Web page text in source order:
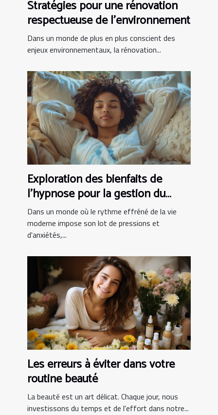
Stratégies pour une rénovation
respectueuse de l'environnement
Dans un monde de plus en plus conscient des
enjeux environnementaux, la rénovation...
Exploration des bienfaits de
l'hypnose pour la gestion du
stress
Dans un monde où le rythme effréné de la vie
moderne impose son lot de pressions et
d'anxiétés,...
Les erreurs à éviter dans votre
routine beauté
La beauté est un art délicat. Chaque jour, nous
investissons du temps et de l'effort dans notre...